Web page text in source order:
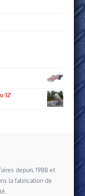
12'
depuis 1988 et
la fabrication de